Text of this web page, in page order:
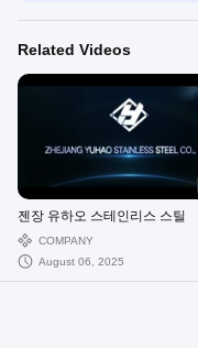
Related Videos
젠장 유하오 스테인리스 스틸
COMPANY
August 06, 2025